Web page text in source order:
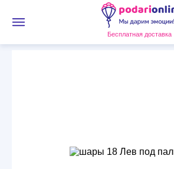
Бесплатная доставка